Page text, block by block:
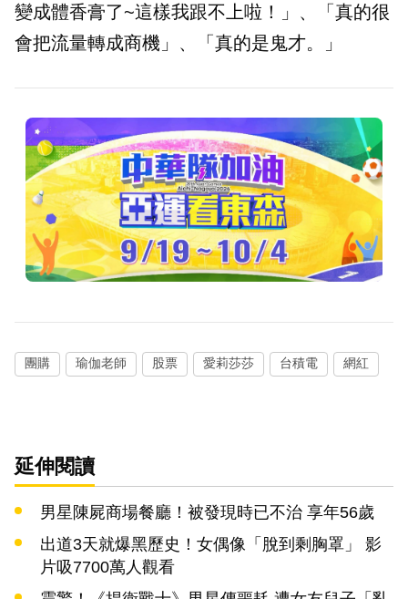
變成體香膏了~這樣我跟不上啦！」、「真的很
會把流量轉成商機」、「真的是鬼才。」
團購 瑜伽老師 股票 愛莉莎莎 台積電 網紅
延伸閱讀
男星陳屍商場餐廳！被發現時已不治 享年56歲
出道3天就爆黑歷史！女偶像「脫到剩胸罩」 影
片吸7700萬人觀看